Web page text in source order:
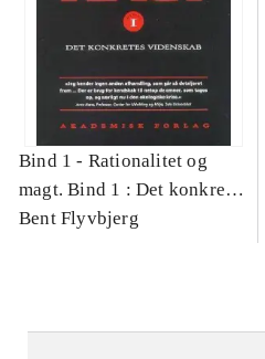
Bind 1 - Rationalitet og
magt. Bind 1 : Det konkretes
videnskab
Bent Flyvbjerg